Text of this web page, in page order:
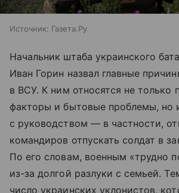
Источник: Газета.Ру
Начальник штаба украинского
Иван Горин назвал главные
в ВСУ. К ним относятся не только
факторы и бытовые проблемы, но
с руководством — в частности,
командиров отпускать солдат в
По его словам, военным «трудно
из-за долгой разлуки с семьей.
число украинских уклонистов,